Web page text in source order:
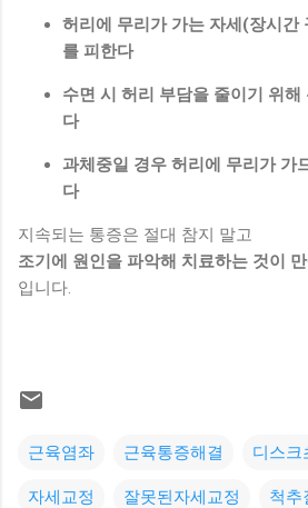
허리에 무리가 가는 자세(장시간
를 피한다
수면 시 허리 부담을 줄이기 위
다
과체중일 경우 허리에 무리가 가
다
지속되는 통증은 절대 참지 말고
조기에 원인을 파악해 치료하는 것이
입니다.
근육염좌 근육통증해결 디스크
자세교정 잘못된자세교정 척추